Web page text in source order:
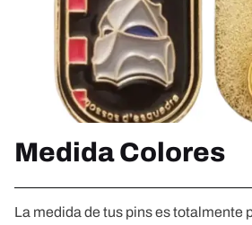
Medida Colores
La medida de tus pins es totalmente